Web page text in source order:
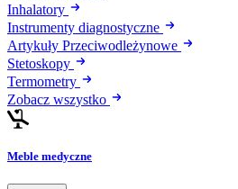
Inhalatory
Instrumenty diagnostyczne
Artykuły Przeciwodleżynowe
Stetoskopy
Termometry
Zobacz wszystko
Meble medyczne